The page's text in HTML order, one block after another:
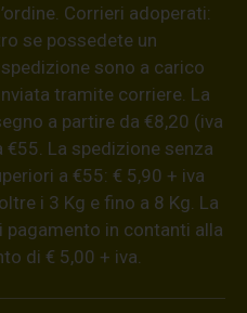
Corrieri adoperati:
se possedete un
sono a carico
tramite corriere. La
a partire da €8,20 (iva
La spedizione senza
a €55: € 5,90 + iva
i 3 Kg e fino a 8 Kg. La
in contanti alla
di € 5,00 + iva.